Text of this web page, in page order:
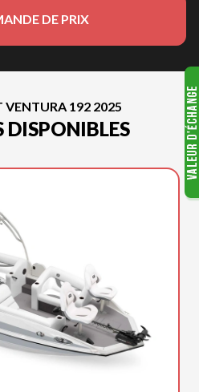
DE PRIX
VENTURA 192 2025
DISPONIBLES